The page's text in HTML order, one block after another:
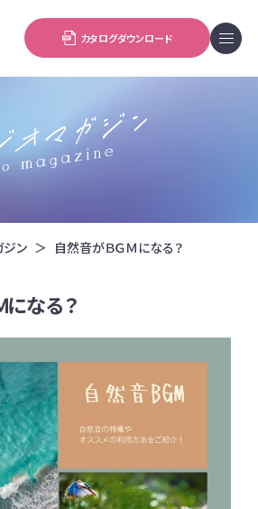
カタログダウンロード
ジン 自然音がＢＧＭになる？
なる？